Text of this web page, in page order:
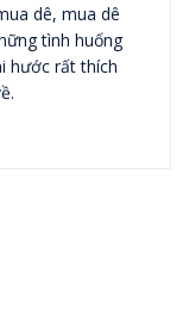
dê, mua dê
tình huống
hước rất thích